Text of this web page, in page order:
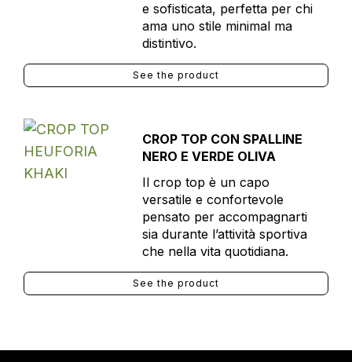
e sofisticata, perfetta per chi
ama uno stile minimal ma
distintivo.
See the product
CROP TOP CON SPALLINE
NERO E VERDE OLIVA
Il crop top è un capo
versatile e confortevole
pensato per accompagnarti
sia durante l’attività sportiva
che nella vita quotidiana.
See the product